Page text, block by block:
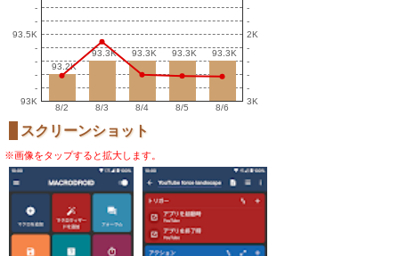
-
-
93.5K
-
-
-
-
93K
93.2K
93.2K
93.3K
93.3K 93.3K
93.3K 93.3K
93.3K 93.3K
93.3K
8/2 8/3 8/4 8/5 8/6
-
-
2K
-
-
-
-
3K
スクリーンショット
※画像をタップすると拡大します。